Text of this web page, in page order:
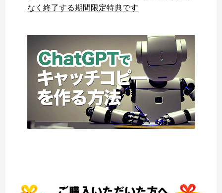
なく終了する期間限定特典です